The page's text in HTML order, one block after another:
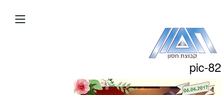
העמוד
pic-82